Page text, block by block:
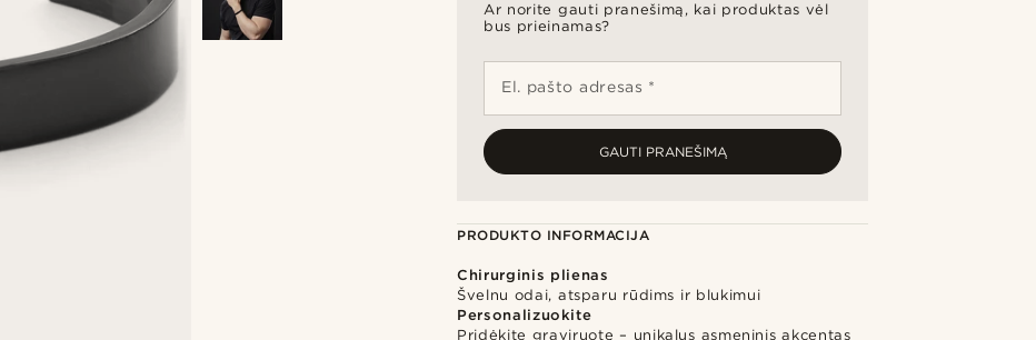
Ar norite gauti pranešimą, kai produktas vėl
bus prieinamas?
El. pašto adresas *
GAUTI PRANEŠIMĄ
PRODUKTO INFORMACIJA
Chirurginis plienas
Švelnu odai, atsparu rūdims ir blukimui
Personalizuokite
Pridėkite graviruotę – unikalus asmeninis akcentas